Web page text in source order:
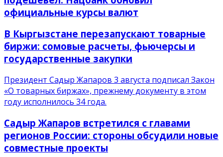
официальные курсы валют
В Кыргызстане перезапускают товарные
биржи: сомовые расчеты, фьючерсы и
государственные закупки
Президент Садыр Жапаров 3 августа подписал Закон
«О товарных биржах», прежнему документу в этом
году исполнилось 34 года.
Садыр Жапаров встретился с главами
регионов России: стороны обсудили новые
совместные проекты